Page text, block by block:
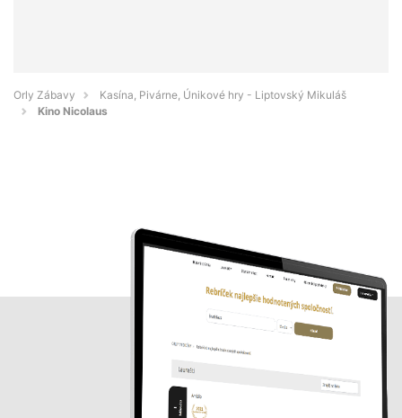
Orly Zábavy
Kasína, Pivárne, Únikové hry - Liptovský Mikuláš
Kino Nicolaus